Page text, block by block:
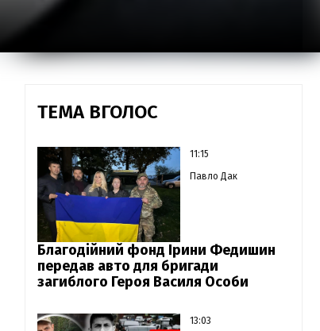
ТЕМА ВГОЛОС
11:15
Павло Дак
Благодійний фонд Ірини Федишин
передав авто для бригади
загиблого Героя Василя Особи
13:03